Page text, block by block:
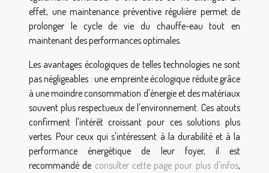
effet, une maintenance préventive régulière permet de
prolonger le cycle de vie du chauffe-eau tout en
maintenant des performances optimales.
Les avantages écologiques de telles technologies ne sont
pas négligeables : une empreinte écologique réduite grâce
à une moindre consommation d'énergie et des matériaux
souvent plus respectueux de l'environnement. Ces atouts
confirment l'intérêt croissant pour ces solutions plus
vertes. Pour ceux qui s'intéressent à la durabilité et à la
performance énergétique de leur foyer, il est
recommandé de consulter cette page pour plus d'infos,